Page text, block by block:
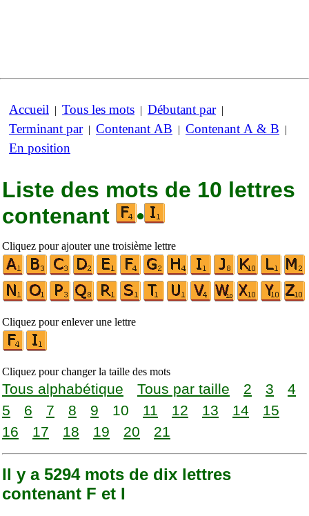
Accueil | Tous les mots | Débutant par|
Terminant par| Contenant AB | Contenant A & B |
En position
Liste des mots de 10 lettres
contenant
•
Cliquez pour ajouter une troisième lettre
Cliquez pour enlever une lettre
Cliquez pour changer la taille des mots
Tous alphabétique Tous par taille 2 3
4
5
6 7 8 9 10 11 12 13 14
15
16
17 18 19 20 21
Il y a 5294 mots de dix lettres
contenant F et I